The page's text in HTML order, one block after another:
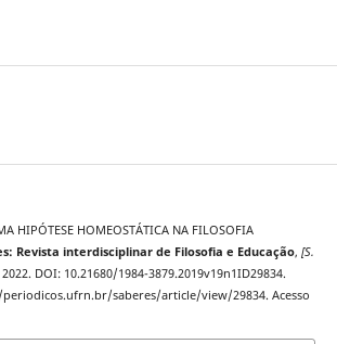
HIPÓTESE HOMEOSTÁTICA NA FILOSOFIA
Revista interdisciplinar de Filosofia e Educação, [S.
DOI: 10.21680/1984-3879.2019v19n1ID29834.
saberes/article/view/29834. Acesso